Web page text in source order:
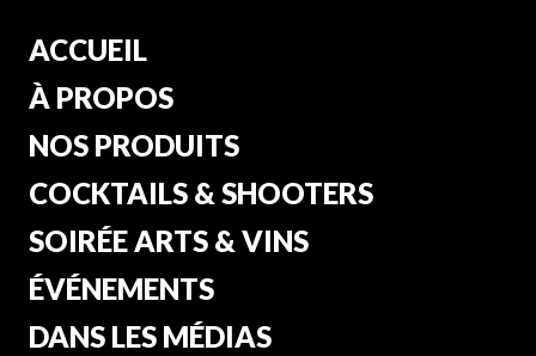
ACCUEIL
À PROPOS
NOS PRODUITS
COCKTAILS & SHOOTERS
SOIRÉE ARTS & VINS
ÉVÉNEMENTS
DANS LES MÉDIAS